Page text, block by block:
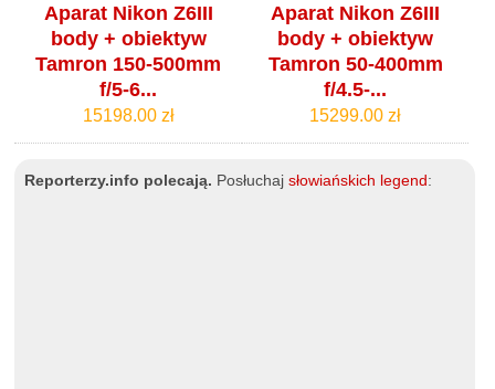
Aparat Nikon Z6III
body + obiektyw
Tamron 150-500mm
f/5-6...
15198.00 zł
Aparat Nikon Z6III
body + obiektyw
Tamron 50-400mm
f/4.5-...
15299.00 zł
Reporterzy.info polecają. Posłuchajsłowiańskich legend :